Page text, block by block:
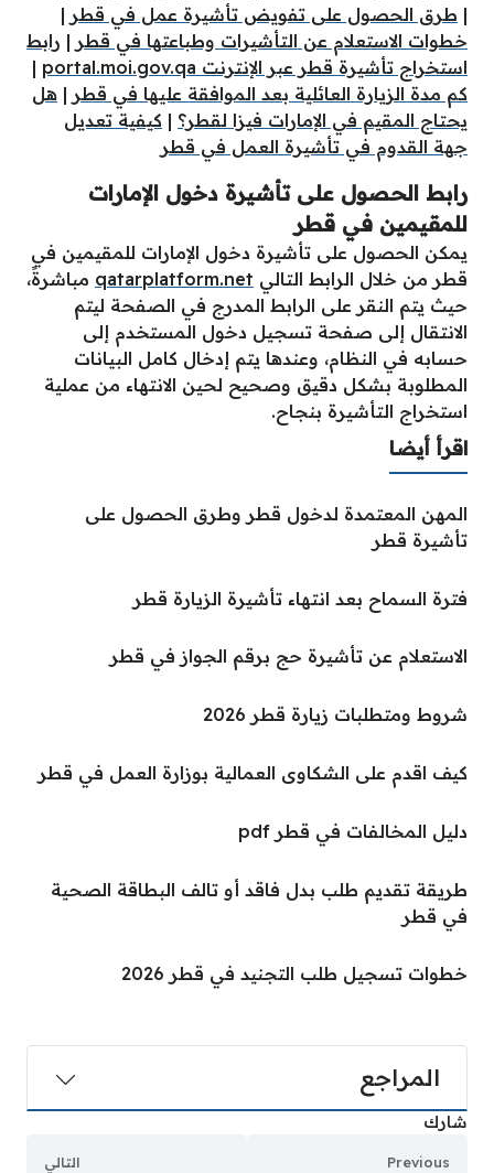
| طرق الحصول على تفويض تأشيرة عمل في قطر |
خطوات الاستعلام عن التأشيرات وطباعتها في قطر | رابط
استخراج تأشيرة قطر عبر الإنترنت portal.moi.gov.qa
|
كم مدة الزيارة العائلية بعد الموافقة عليها في قطر | هل
يحتاج المقيم في الإمارات فيزا لقطر؟ | كيفية تعديل
جهة القدوم في تأشيرة العمل في قطر
رابط الحصول على تأشيرة دخول الإمارات
للمقيمين في قطر
يمكن الحصول على تأشيرة دخول الإمارات للمقيمين في
قطر من خلال الرابط التالي‏ qatarplatform.net مباشرةً،
حيث يتم النقر على الرابط المدرج في الصفحة ليتم
الانتقال إلى صفحة تسجيل دخول المستخدم إلى
حسابه في النظام، وعندها يتم إدخال كامل البيانات
المطلوبة بشكل دقيق وصحيح لحين الانتهاء من عملية
استخراج التأشيرة بنجاح.
اقرأ أيضا
المهن المعتمدة لدخول قطر وطرق الحصول على
تأشيرة قطر
فترة السماح بعد انتهاء تأشيرة الزيارة قطر
الاستعلام عن تأشيرة حج برقم الجواز في قطر
شروط ومتطلبات زيارة قطر 2026
كيف اقدم على الشكاوى العمالية بوزارة العمل في قطر
دليل المخالفات في قطر pdf
طريقة تقديم طلب بدل فاقد أو تالف البطاقة الصحية
في قطر
خطوات تسجيل طلب التجنيد في قطر 2026
المراجع
شارك
Previous التالي